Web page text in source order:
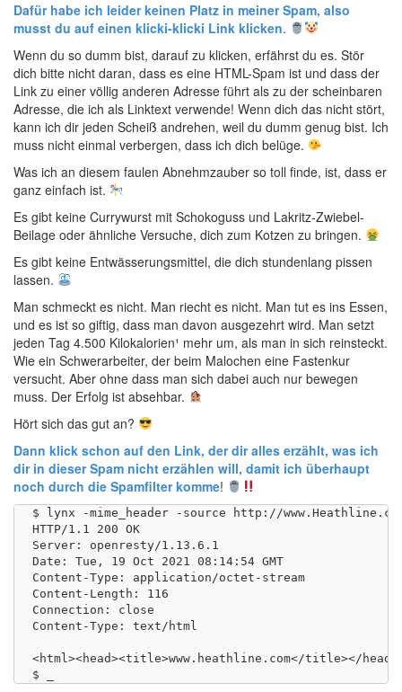
Dafür habe ich leider keinen Platz in meiner Spam, also
musst du auf einen klicki-klicki Link klicken.
Wenn du so dumm bist, darauf zu klicken, erfährst du es. Stör
dich bitte nicht daran, dass es eine HTML-Spam ist und dass der
Link zu einer völlig anderen Adresse führt als zu der scheinbaren
Adresse, die ich als Linktext verwende! Wenn dich das nicht stört,
kann ich dir jeden Scheiß andrehen, weil du dumm genug bist. Ich
muss nicht einmal verbergen, dass ich dich belüge.
Was ich an diesem faulen Abnehmzauber so toll finde, ist, dass er
ganz einfach ist.
Es gibt keine Currywurst mit Schokoguss und Lakritz-Zwiebel-
Beilage oder ähnliche Versuche, dich zum Kotzen zu bringen.
Es gibt keine Entwässerungsmittel, die dich stundenlang pissen
lassen.
Man schmeckt es nicht. Man riecht es nicht. Man tut es ins Essen,
und es ist so giftig, dass man davon ausgezehrt wird. Man setzt
jeden Tag 4.500 Kilokalorien¹ mehr um, als man in sich reinsteckt.
Wie ein Schwerarbeiter, der beim Malochen eine Fastenkur
versucht. Aber ohne dass man sich dabei auch nur bewegen
muss. Der Erfolg ist absehbar.
Hört sich das gut an?
Dann klick schon auf den Link, der dir alles erzählt, was ich
dir in dieser Spam nicht erzählen will, damit ich überhaupt
noch durch die Spamfilter komme!
$ lynx -mime_header -source http://
HTTP/1.1 200 OK
Server: openresty/1.13.6.1
Date: Tue, 19 Oct 2021 08:14:54 GMT
Content-Type: application/octet-stream
Content-Length: 116
Connection: close
Content-Type: text/html
<html><head><title>www.heathline.com</title></